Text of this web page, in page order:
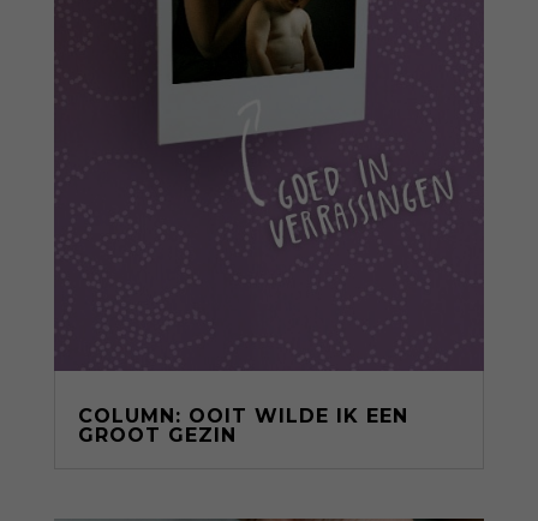
COLUMN: OOIT WILDE IK EEN
GROOT GEZIN